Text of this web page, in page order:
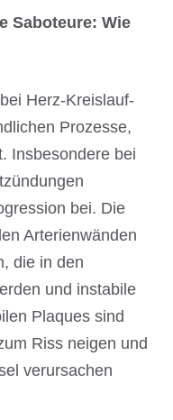
Saboteure: Wie
Herz-Kreislauf-
Prozesse,
Insbesondere bei
bei. Die
Arterienwänden
die in den
und instabile
Plaques sind
Riss neigen und
verursachen